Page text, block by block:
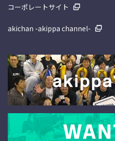
コーポレートサイト
akichan -akippa channel-